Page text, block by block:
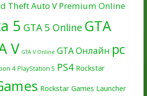
Theft Auto V Premium Online
5 GTA 5 Online GTA
V GTA V Online GTA Онлайн pc
4 PlayStation 5 PS4 Rockstar
Rockstar Games Launcher